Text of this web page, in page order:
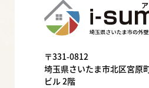
〒331-0812
埼玉県さいたま市北区宮原
ビル 2階